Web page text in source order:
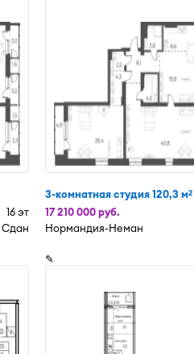
16 эт
Сдан
3-комнатная студия 120,3 м2
17 210 000 руб.
Нормандия-Неман
✎